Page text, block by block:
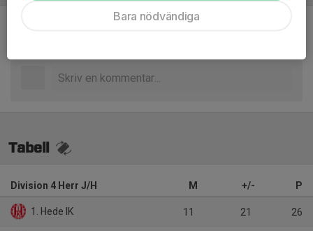
Tabell
Division 4 Herr J/H M +/- P
1. Hede IK 11 21 26
Bara nödvändiga